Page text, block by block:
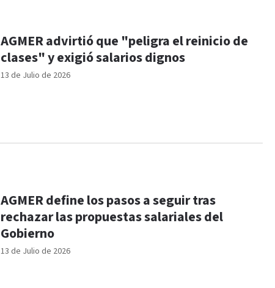
13 de Julio de 2026
AGMER advirtió que "peligra el reinicio de
clases" y exigió salarios dignos
13 de Julio de 2026
AGMER define los pasos a seguir tras
rechazar las propuestas salariales del
Gobierno